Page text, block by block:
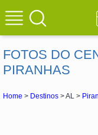
FOTOS DO
PIRANHAS
Home > Destinos > AL >